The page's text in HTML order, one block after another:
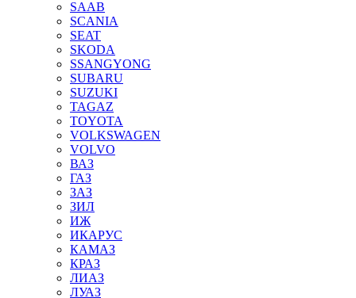
SAAB
SCANIA
SEAT
SKODA
SSANGYONG
SUBARU
SUZUKI
TAGAZ
TOYOTA
VOLKSWAGEN
VOLVO
ВАЗ
ГАЗ
ЗАЗ
ЗИЛ
ИЖ
ИКАРУС
КАМАЗ
КРАЗ
ЛИАЗ
ЛУАЗ